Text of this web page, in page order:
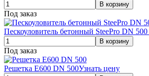
Под заказ
Пескоуловитель бетонный SteePro DN
Под заказ
Решетка E600 DN 500Узнать цену